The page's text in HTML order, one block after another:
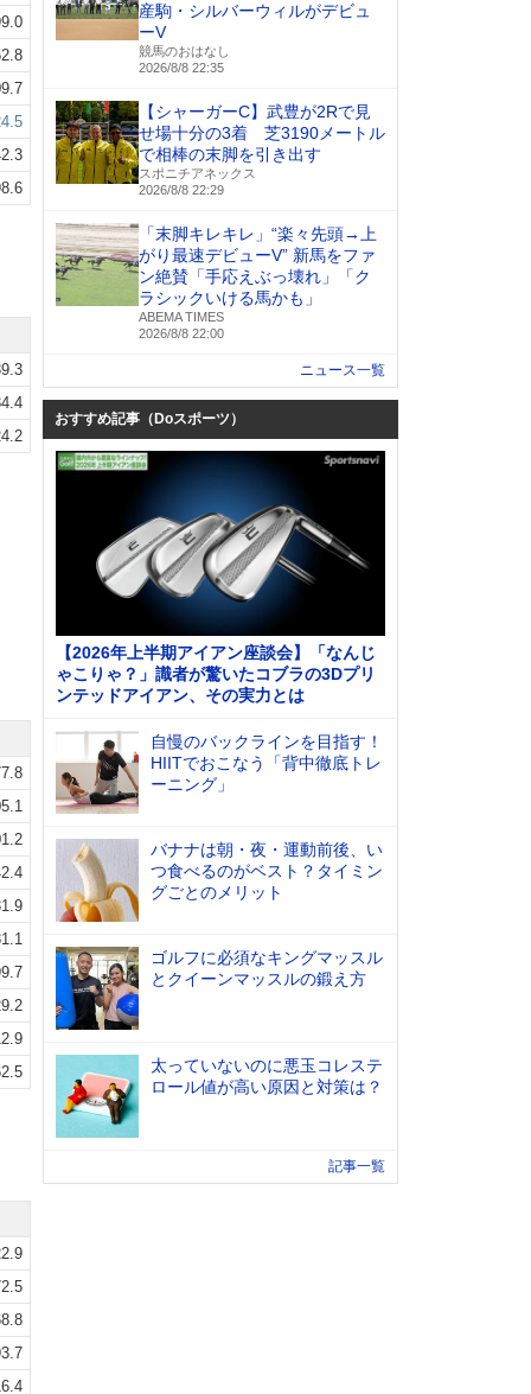
産駒・シルバーウィルがデビュ
ーV
競馬のおはなし
2026/8/8 22:35
【シャーガーC】武豊が2Rで見
せ場十分の3着 芝3190メートル
で相棒の末脚を引き出す
スポニチアネックス
2026/8/8 22:29
「末脚キレキレ」“楽々先頭→上
がり最速デビューV” 新馬をファ
ン絶賛「手応えぶっ壊れ」「ク
ラシックいける馬かも」
ABEMA TIMES
2026/8/8 22:00
ニュース一覧
おすすめ記事（Doスポーツ）
【2026年上半期アイアン座談会】「なんじ
ゃこりゃ？」識者が驚いたコブラの3Dプリ
ンテッドアイアン、その実力とは
自慢のバックラインを目指す！
HIITでおこなう「背中徹底トレ
ーニング」
バナナは朝・夜・運動前後、い
つ食べるのがベスト？タイミン
グごとのメリット
ゴルフに必須なキングマッスル
とクイーンマッスルの鍛え方
太っていないのに悪玉コレステ
ロール値が高い原因と対策は？
記事一覧